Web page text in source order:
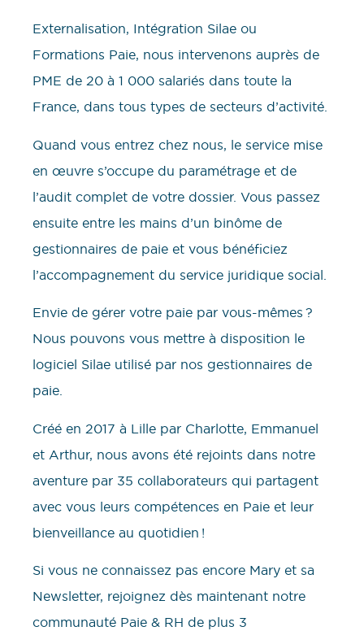
Externalisation, Intégration Silae ou
Formations Paie, nous intervenons auprès de
PME de 20 à 1 000 salariés dans toute la
France, dans tous types de secteurs d’activité.
Quand vous entrez chez nous, le service mise
en œuvre s’occupe du paramétrage et de
l’audit complet de votre dossier. Vous passez
ensuite entre les mains d’un binôme de
gestionnaires de paie et vous bénéficiez
l’accompagnement du service juridique social.
Envie de gérer votre paie par vous-mêmes ?
Nous pouvons vous mettre à disposition le
logiciel Silae utilisé par nos gestionnaires de
paie.
Créé en 2017 à Lille par Charlotte, Emmanuel
et Arthur, nous avons été rejoints dans notre
aventure par 35 collaborateurs qui partagent
avec vous leurs compétences en Paie et leur
bienveillance au quotidien !
Si vous ne connaissez pas encore Mary et sa
Newsletter, rejoignez dès maintenant notre
communauté Paie & RH de plus 3